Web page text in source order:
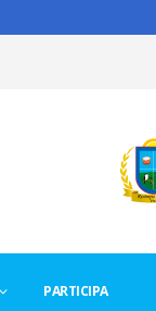
PARTICIPA